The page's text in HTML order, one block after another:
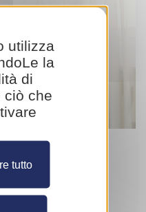
DYS e
utilizza
la
di
ciò che
tutto